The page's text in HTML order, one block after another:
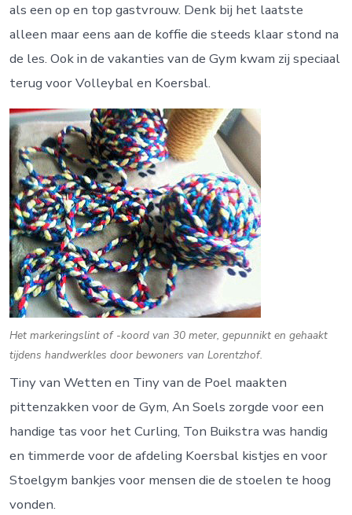
als een op en top gastvrouw. Denk bij het laatste
alleen maar eens aan de koffie die steeds klaar stond na
de les. Ook in de vakanties van de Gym kwam zij speciaal
terug voor Volleybal en Koersbal.
Het markeringslint of -koord van 30 meter, gepunnikt en gehaakt
tijdens handwerkles door bewoners van Lorentzhof.
Tiny van Wetten en Tiny van de Poel maakten
pittenzakken voor de Gym, An Soels zorgde voor een
handige tas voor het Curling, Ton Buikstra was handig
en timmerde voor de afdeling Koersbal kistjes en voor
Stoelgym bankjes voor mensen die de stoelen te hoog
vonden.